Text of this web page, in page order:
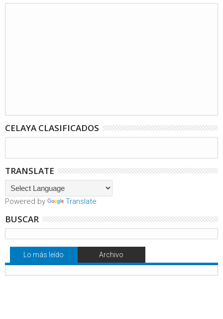
CELAYA CLASIFICADOS
TRANSLATE
Powered by Translate
BUSCAR
Lo más leído Archivo